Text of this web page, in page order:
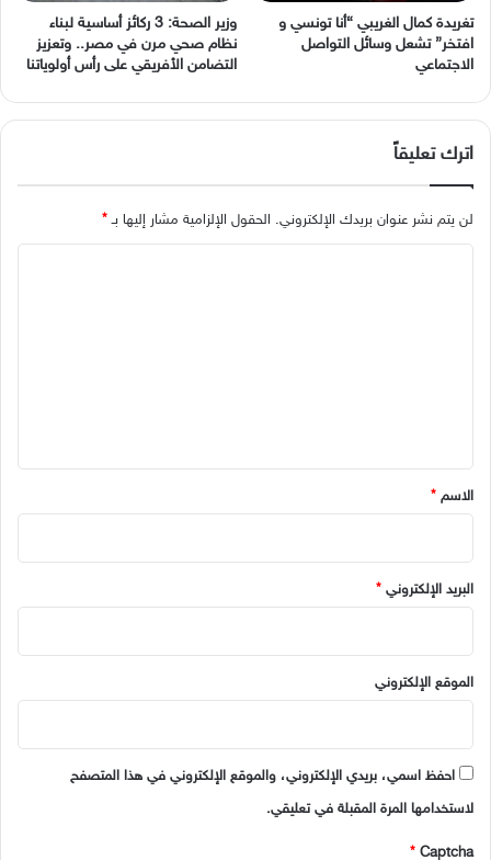
‬الاجتماعي
وزير الصحة: 3 ركائز أساسية لبناء
نظام صحي مرن في مصر.. وتعزيز
التضامن الأفريقي على رأس أولوياتنا
اترك تعليقاً
لن يتم نشر عنوان بريدك الإلكتروني. الحقول الإلزامية مشار إليها بـ*
*
الاسم *
البريد الإلكتروني *
الموقع الإلكتروني
احفظ اسمي، بريدي الإلكتروني، والموقع الإلكتروني في هذا المتصفح
لاستخدامها المرة المقبلة في تعليقي.
Captcha
*